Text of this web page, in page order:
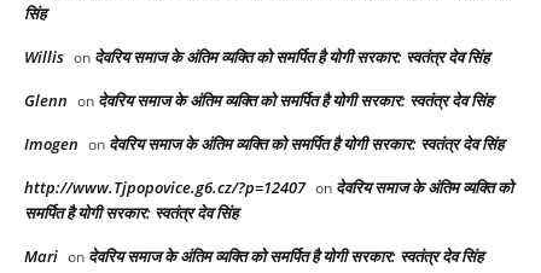
सिंह
Willis on देवरिय समाज के अंतिम व्यक्ति को समर्पित है योगी सरकार: स्वतंत्र देव सिंह
Glenn on देवरिय समाज के अंतिम व्यक्ति को समर्पित है योगी सरकार: स्वतंत्र देव सिंह
Imogen on देवरिय समाज के अंतिम व्यक्ति को समर्पित है योगी सरकार: स्वतंत्र देव सिंह
http://www.Tjpopovice.g6.cz/?p=12407 on देवरिय समाज के अंतिम व्यक्ति को
समर्पित है योगी सरकार: स्वतंत्र देव सिंह
Mari on देवरिय समाज के अंतिम व्यक्ति को समर्पित है योगी सरकार: स्वतंत्र देव सिंह